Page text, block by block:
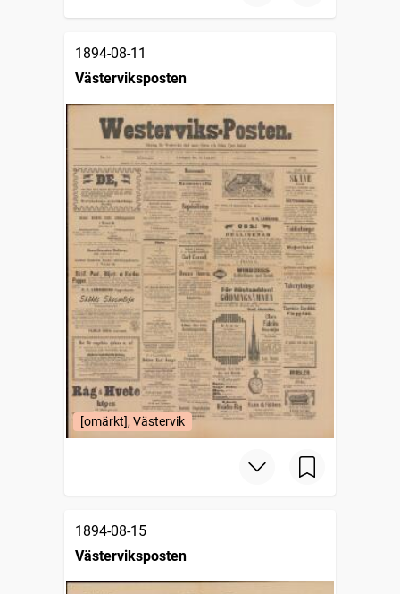
1894-08-11
Västerviksposten
[omärkt], Västervik
1894-08-15
Västerviksposten